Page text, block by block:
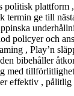
ge till
policyer och
, Play’n
bibehåller
effektiv , pålitlig